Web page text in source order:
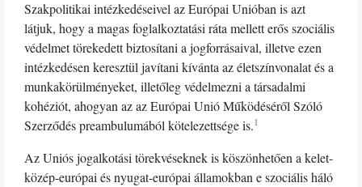
Szakpolitikai intézkedéseivel az Európai Unióban is azt
látjuk, hogy a magas foglalkoztatási ráta mellett erős szociális
védelmet törekedett biztosítani a jogforrásaival, illetve ezen
intézkedésen keresztül javítani kívánta az életszínvonalat és a
munkakörülményeket, illetőleg védelmezni a társadalmi
kohéziót, ahogyan az az Európai Unió Működéséről Szóló
Szerződés preambulumából kötelezettsége is.1
Az Uniós jogalkotási törekvéseknek is köszönhetően a kelet-
közép-európai és nyugat-európai államokban e szociális háló